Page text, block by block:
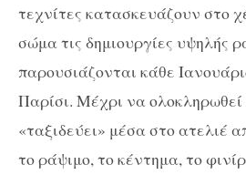
τεχνίτες κατασκευάζουν στο
σώμα τις δημιουργίες υψηλής
παρουσιάζονται κάθε
Παρίσι. Μέχρι να
«ταξιδεύει» μέσα στο ατελιέ
το ράψιμο, το κέντημα, το